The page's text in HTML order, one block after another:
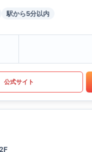
駅から5分以内
公式サイト